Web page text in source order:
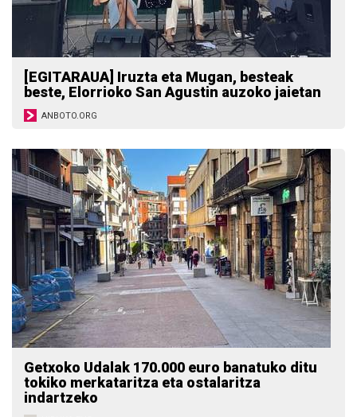
[EGITARAUA] Iruzta eta Mugan, besteak
beste, Elorrioko San Agustin auzoko jaietan
ANBOTO.ORG
Getxoko Udalak 170.000 euro banatuko ditu
tokiko merkataritza eta ostalaritza
indartzeko